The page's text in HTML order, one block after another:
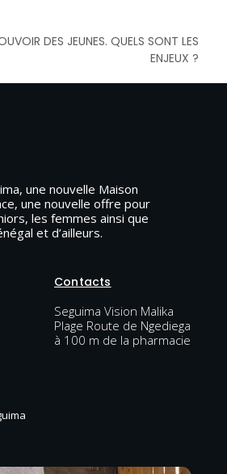
DES JEUNES. QUELS SONT LES
ENJEUX ?
une nouvelle Maison
une nouvelle offre pour
les femmes ainsi que
et d’ailleurs.
Contacts
Seguima Vision Malika
Plage Route de Ngediega
à 100 m de la pharmacie